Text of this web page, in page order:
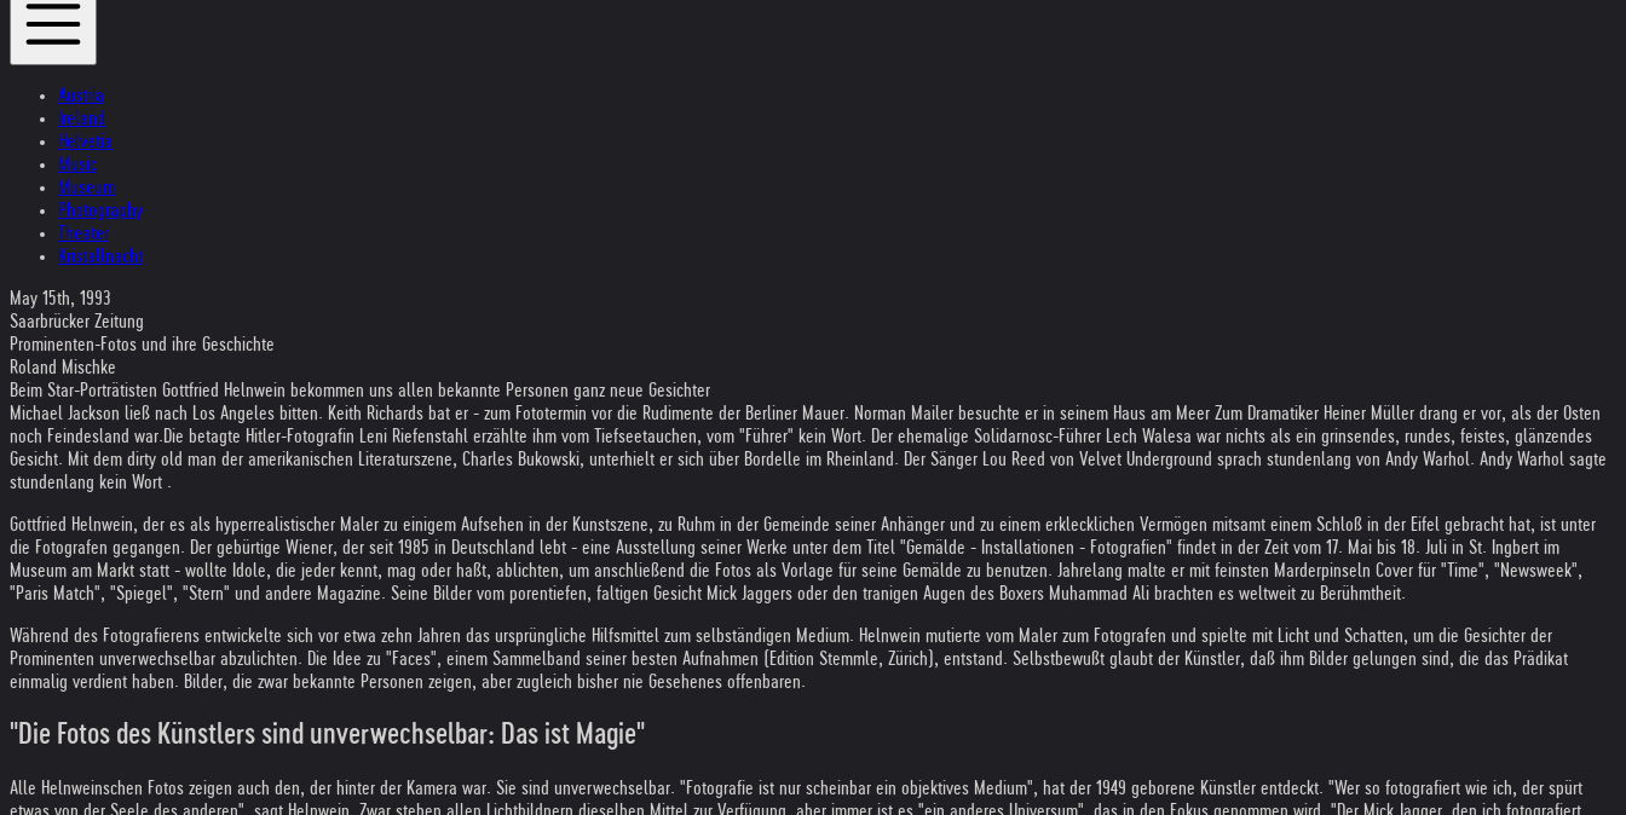
Austria
Ireland
Helvetia
Music
Museum
Photography
Theater
Kristallnacht
May 15th, 1993
Saarbrücker Zeitung
Prominenten-Fotos und ihre Geschichte
Roland Mischke
Beim Star-Porträtisten Gottfried Helnwein bekommen uns allen bekannte Personen ganz neue Gesichter
Michael Jackson ließ nach Los Angeles bitten. Keith Richards bat er - zum Fototermin vor die Rudimente der Berliner Mauer. Norman Mailer besuchte er in seinem Haus am Meer Zum Dramatiker Heiner Müller drang er vor, als der Osten
noch Feindesland war.Die betagte Hitler-Fotografin Leni Riefenstahl erzählte ihm vom Tiefseetauchen, vom "Führer" kein Wort. Der ehemalige Solidarnosc-Führer Lech Walesa war nichts als ein grinsendes, rundes, feistes, glänzendes
Gesicht. Mit dem dirty old man der amerikanischen Literaturszene, Charles Bukowski, unterhielt er sich über Bordelle im Rheinland. Der Sänger Lou Reed von Velvet Underground sprach stundenlang von Andy Warhol. Andy Warhol sagte
stundenlang kein Wort .
Gottfried Helnwein, der es als hyperrealistischer Maler zu einigem Aufsehen in der Kunstszene, zu Ruhm in der Gemeinde seiner Anhänger und zu einem erklecklichen Vermögen mitsamt einem Schloß in der Eifel gebracht hat, ist unter
die Fotografen gegangen. Der gebürtige Wiener, der seit 1985 in Deutschland lebt - eine Ausstellung seiner Werke unter dem Titel "Gemälde - Installationen - Fotografien" findet in der Zeit vom 17. Mai bis 18. Juli in St. Ingbert im
Museum am Markt statt - wollte Idole, die jeder kennt, mag oder haßt, ablichten, um anschließend die Fotos als Vorlage für seine Gemälde zu benutzen. Jahrelang malte er mit feinsten Marderpinseln Cover für "Time", "Newsweek",
"Paris Match", "Spiegel", "Stern" und andere Magazine. Seine Bilder vom porentiefen, faltigen Gesicht Mick Jaggers oder den tranigen Augen des Boxers Muhammad Ali brachten es weltweit zu Berühmtheit.
Während des Fotografierens entwickelte sich vor etwa zehn Jahren das ursprüngliche Hilfsmittel zum selbständigen Medium. Helnwein mutierte vom Maler zum Fotografen und spielte mit Licht und Schatten, um die Gesichter der
Prominenten unverwechselbar abzulichten. Die Idee zu "Faces", einem Sammelband seiner besten Aufnahmen (Edition Stemmle, Zürich), entstand. Selbstbewußt glaubt der Künstler, daß ihm Bilder gelungen sind, die das Prädikat
einmalig verdient haben. Bilder, die zwar bekannte Personen zeigen, aber zugleich bisher nie Gesehenes offenbaren.
"Die Fotos des Künstlers sind unverwechselbar: Das ist Magie"
Alle Helnweinschen Fotos zeigen auch den, der hinter der Kamera war. Sie sind unverwechselbar. "Fotografie ist nur scheinbar ein objektives Medium", hat der 1949 geborene Künstler entdeckt. "Wer so fotografiert wie ich, der spürt
etwas von der Seele des anderen", sagt Helnwein. Zwar stehen allen Lichtbildnern dieselben Mittel zur Verfügung, aber immer ist es "ein anderes Universum", das in den Fokus genommen wird. "Der Mick Jagger, den ich fotografiert